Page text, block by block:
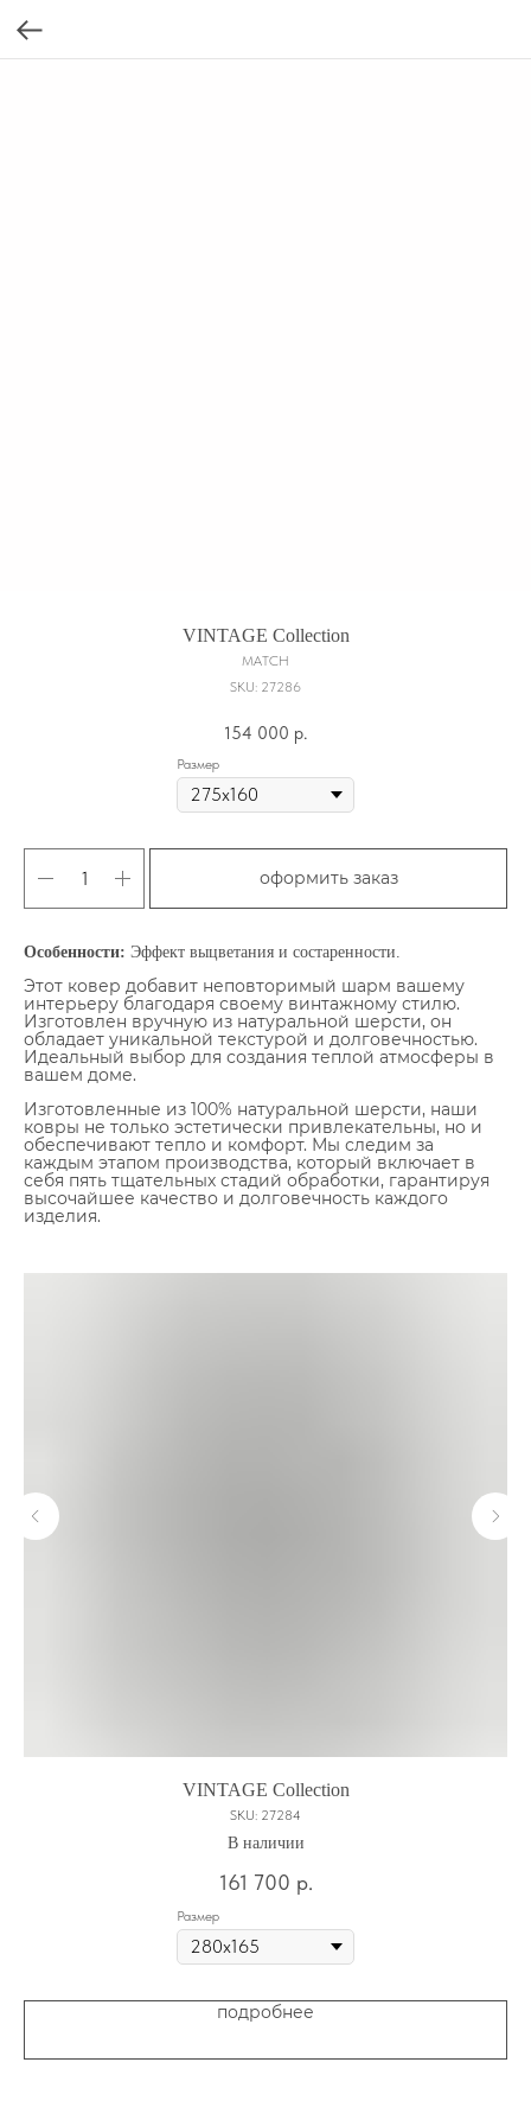
VINTAGE Сollection
MATCH
SKU: 27286
154 000 р.
Размер
оформить заказ
Особенности: Эффект выцветания и состаренности.
Этот ковер добавит неповторимый шарм вашему
интерьеру благодаря своему винтажному стилю.
Изготовлен вручную из натуральной шерсти, он
обладает уникальной текстурой и долговечностью.
Идеальный выбор для создания теплой атмосферы в
вашем доме.
Изготовленные из 100% натуральной шерсти, наши
ковры не только эстетически привлекательны, но и
обеспечивают тепло и комфорт. Мы следим за
каждым этапом производства, который включает в
себя пять тщательных стадий обработки, гарантируя
высочайшее качество и долговечность каждого
изделия.
VINTAGE Сollection
SKU: 27284
В наличии
161 700 р.
Размер
подробнее